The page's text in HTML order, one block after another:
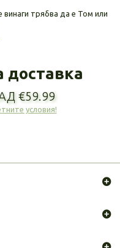
трябва да е Том или
доставка
€59.99
условия!